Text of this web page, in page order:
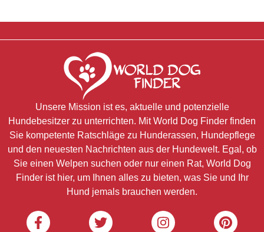
Unsere Mission ist es, aktuelle und potenzielle
Hundebesitzer zu unterrichten. Mit World Dog Finder finden
Sie kompetente Ratschläge zu Hunderassen, Hundepflege
und den neuesten Nachrichten aus der Hundewelt. Egal, ob
Sie einen Welpen suchen oder nur einen Rat, World Dog
Finder ist hier, um Ihnen alles zu bieten, was Sie und Ihr
Hund jemals brauchen werden.